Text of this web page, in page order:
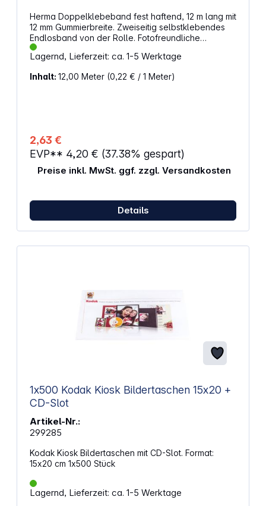
Herma Doppelklebeband fest haftend, 12 m lang mit
12 mm Gummierbreite. Zweiseitig selbstklebendes
Endlosband von der Rolle. Fotofreundliche
Gummierung, praktisch für Haushalt, Büro und
Atelier. Die zweite Klebeseite ist abgedeckt. Mit
kann abgerissen werden, eine Schere ist nicht nötig.
Lagernd, Lieferzeit: ca. 1-5 Werktage
Inhalt: 12,00 Meter (0,22 € / 1 Meter)
2,63 €
EVP** 4,20 € (37.38% gespart)
Preise inkl. MwSt. ggf. zzgl. Versandkosten
Details
1x500 Kodak Kiosk Bildertaschen 15x20 +
CD-Slot
Artikel-Nr.:
299285
Kodak Kiosk Bildertaschen mit CD-Slot. Format:
15x20 cm 1x500 Stück
Lagernd, Lieferzeit: ca. 1-5 Werktage